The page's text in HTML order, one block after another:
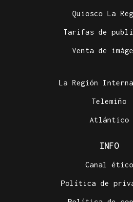
Quiosco La
Tarifas de
Venta de
La Región
Telemiño
Atlántico
INFO
Canal ético
Política de